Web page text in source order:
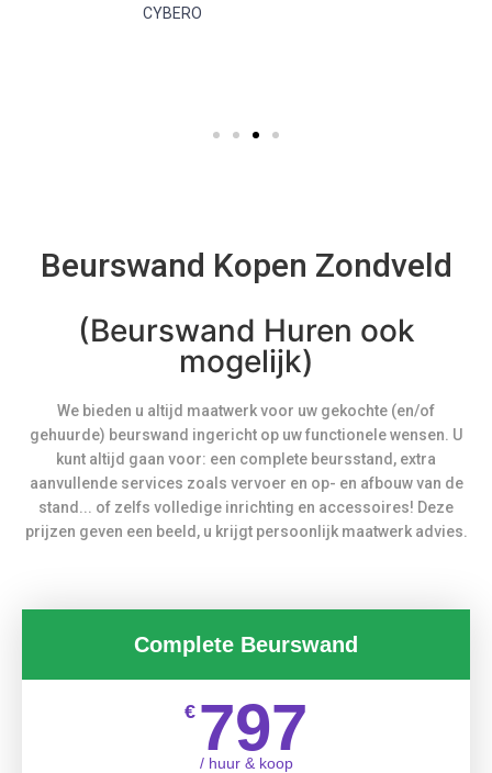
CYBERO
Beurswand Kopen Zondveld
(Beurswand Huren ook
mogelijk)
We bieden u altijd maatwerk voor uw gekochte (en/of
gehuurde) beurswand ingericht op uw functionele wensen. U
kunt altijd gaan voor: een complete beursstand, extra
aanvullende services zoals vervoer en op- en afbouw van de
stand... of zelfs volledige inrichting en accessoires! Deze
prijzen geven een beeld, u krijgt persoonlijk maatwerk advies.
Complete Beurswand
€ 797
/ huur & koop